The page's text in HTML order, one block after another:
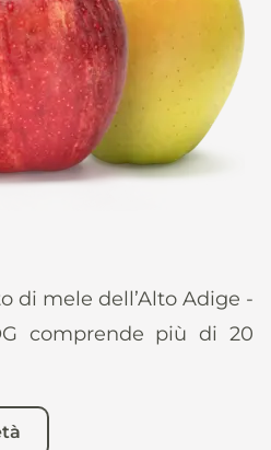
di mele dell’Alto Adige -
comprende più di 20